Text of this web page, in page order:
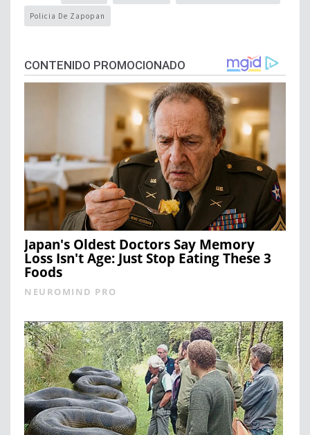
Policia De Zapopan
CONTENIDO PROMOCIONADO
Japan's Oldest Doctors Say Memory
Loss Isn't Age: Just Stop Eating These 3
Foods
NEUROMIND PRO